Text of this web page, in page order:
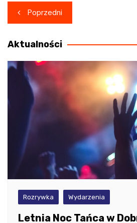
Nawigacja
wpisu
Poprzedni
Aktualności
Rozrywka Wydarzenia
Letnia Noc Tańca w